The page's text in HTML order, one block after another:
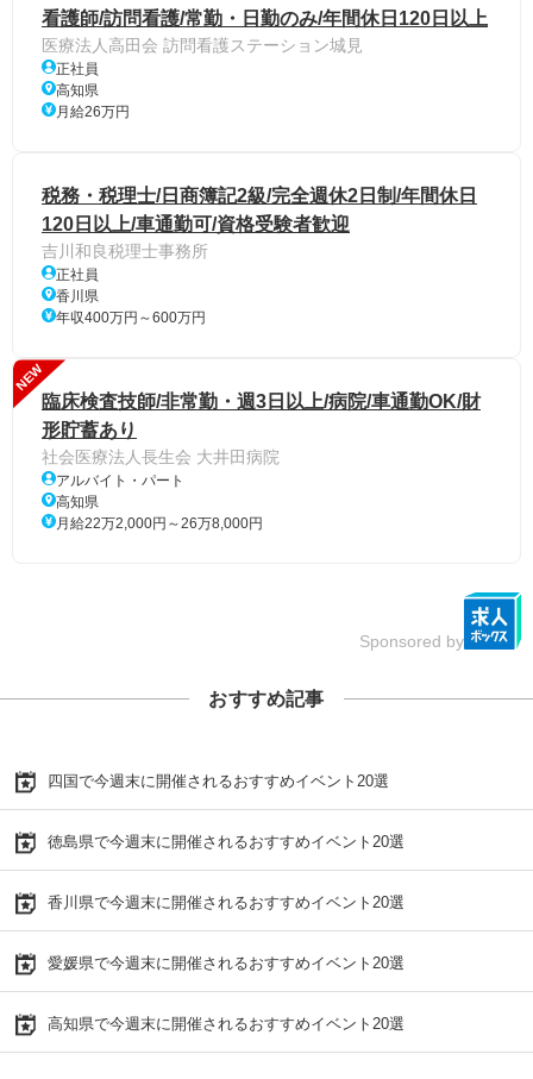
看護師/訪問看護/常勤・日勤のみ/年間休日120日以上
医療法人高田会 訪問看護ステーション城見
正社員
高知県
月給26万円
税務・税理士/日商簿記2級/完全週休2日制/年間休日
120日以上/車通勤可/資格受験者歓迎
吉川和良税理士事務所
正社員
香川県
年収400万円～600万円
NEW
臨床検査技師/非常勤・週3日以上/病院/車通勤OK/財
形貯蓄あり
社会医療法人長生会 大井田病院
アルバイト・パート
高知県
月給22万2,000円～26万8,000円
Sponsored by
おすすめ記事
四国で今週末に開催されるおすすめイベント20選
徳島県で今週末に開催されるおすすめイベント20選
香川県で今週末に開催されるおすすめイベント20選
愛媛県で今週末に開催されるおすすめイベント20選
高知県で今週末に開催されるおすすめイベント20選